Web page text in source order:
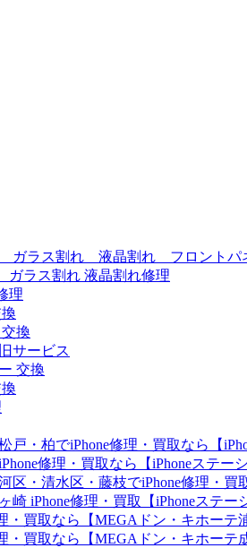
ガラス割れ 液晶割れ フロントパ
ガラス割れ 液晶割れ修理
理
換
サービス
交換
戸・柏でiPhone修理・買取なら【
修理・買取なら【iPhoneステー
区・清水区・藤枝でiPhone修理・買
崎 iPhone修理・買取【iPhoneステー
・買取なら【MEGAドン・キホーテ
・買取なら【MEGAドン・キホーテ